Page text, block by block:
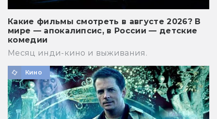
Какие фильмы смотреть в августе 2026? В
мире — апокалипсис, в России — детские
комедии
Месяц инди-кино и выживания.
Кино